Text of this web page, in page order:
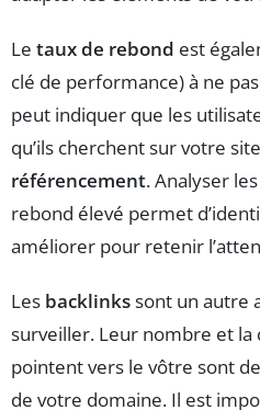
Le taux de rebond est
clé de performance) à ne
peut indiquer que les
qu’ils cherchent sur votre
référencement. Analyser
rebond élevé permet
améliorer pour retenir
Les backlinkssont un autre
surveiller. Leur nombre et la
pointent vers le vôtre sont
de votre domaine. Il est